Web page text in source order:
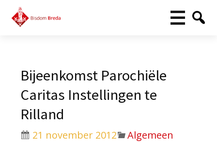
Bijeenkomst Parochiële
Caritas Instellingen te
Rilland
21 november 2012 Algemeen